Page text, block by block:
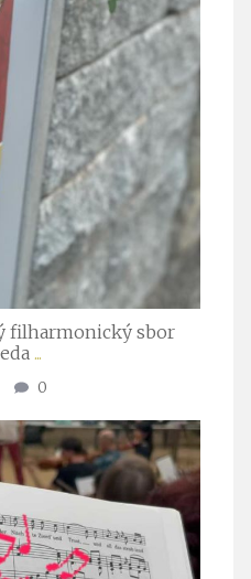
filharmonický sbor
...
0
Juli 23